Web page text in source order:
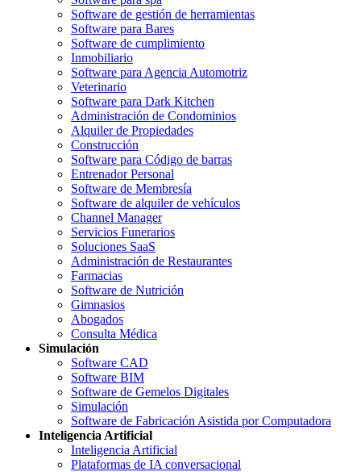
Software de gestión de herramientas
Software para Bares
Software de cumplimiento
Inmobiliario
Software para Agencia Automotriz
Veterinario
Software para Dark Kitchen
Administración de Condominios
Alquiler de Propiedades
Construcción
Software para Código de barras
Entrenador Personal
Software de Membresía
Software de alquiler de vehículos
Channel Manager
Servicios Funerarios
Soluciones SaaS
Administración de Restaurantes
Farmacias
Software de Nutrición
Gimnasios
Abogados
Consulta Médica
Simulación
Software CAD
Software BIM
Software de Gemelos Digitales
Simulación
Software de Fabricación Asistida por Computadora
Inteligencia Artificial
Inteligencia Artificial
Plataformas de IA conversacional